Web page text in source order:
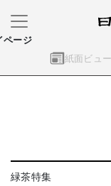
紙面ビュ
ページ
緑茶特集